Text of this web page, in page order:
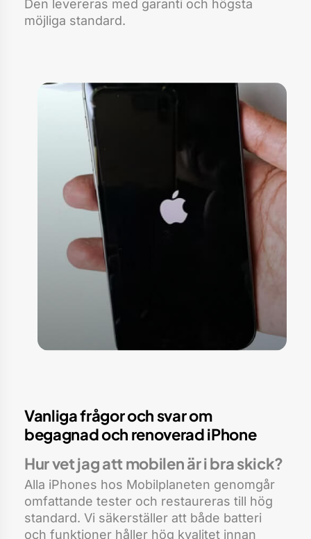
Den levereras med garanti och högsta
möjliga standard.
Vanliga frågor och svar om
begagnad och renoverad iPhone
Hur vet jag att mobilen är i bra skick?
Alla iPhones hos Mobilplaneten genomgår
omfattande tester och restaureras till hög
standard. Vi säkerställer att både batteri
och funktioner håller hög kvalitet innan